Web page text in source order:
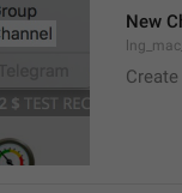
New